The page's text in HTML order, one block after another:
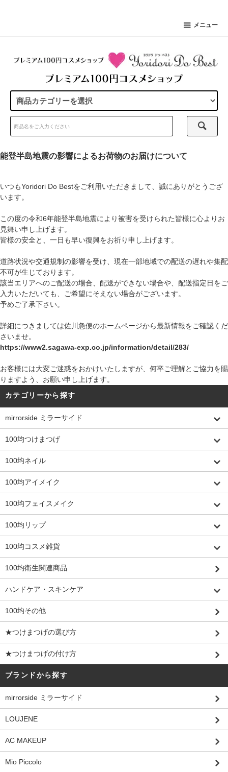
メニュー
能登半島地震の影響によるお荷物のお届けについて
いつもYoridori Do Bestをご利用いただきまして、誠にありがとうござ
います。
この度の令和6年能登半島地震により被害を受けられた皆様に心よりお
見舞い申し上げます。
皆様の安全と、一日も早い復興をお祈り申し上げます。
道路状況や交通規制の影響を受け、現在一部地域での配送の遅れや集配
不可が生じております。
該当エリアへのご配送の場合、配送ができない場合や、配送指定日をご
入力いただいても、ご希望にそえない場合がございます。
予めご了承下さい。
詳細につきましては佐川急便のホームページから最新情報をご確認くだ
さいませ。
https://www2.sagawa-exp.co.jp/information/detail/283/
お客様には大変ご迷惑をおかけいたしますが、何卒ご理解とご協力を賜
りますよう、お願い申し上げます。
カテゴリーから探す
mirrorside ミラーサイド
100均つけまつげ
100均ネイル
100均アイメイク
100均フェイスメイク
100均リップ
100均コスメ雑貨
100均衛生関連商品
ハンドケア・スキンケア
100均その他
★つけまつげの選び方
★つけまつげの付け方
ブランドから探す
mirrorside ミラーサイド
LOUJENE
AC MAKEUP
Mio Piccolo